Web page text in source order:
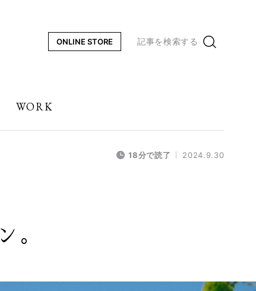
ONLINE STORE 記事を検索する
WORK
18分で読了 2024.9.30
。